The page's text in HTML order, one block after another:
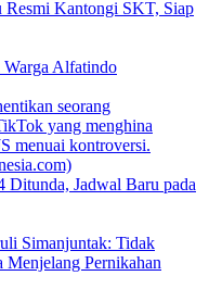
Resmi Kantongi SKT, Siap
Alfatindo
seorang
yang menghina
menuai kontroversi.
Ditunda, Jadwal Baru pada
Simanjuntak: Tidak
Pernikahan